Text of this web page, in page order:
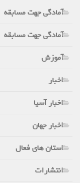
آمادگی جهت مسابقه
آمادگی جهت مسابقه
آموزش
اخبار
اخبار آسیا
اخبار جهان
استان های فعال
انتشارات